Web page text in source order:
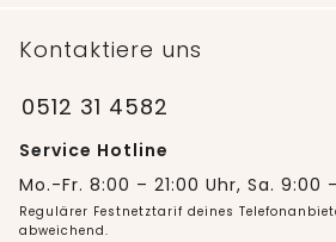
Kontaktiere uns
0512 31 4582
Service Hotline
Mo.-Fr. 8:00 – 21:00 Uhr, Sa. 9:00
Regulärer Festnetztarif deines
abweichend.